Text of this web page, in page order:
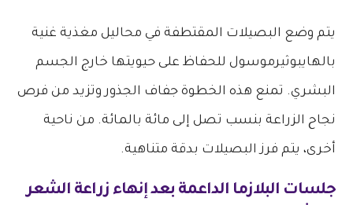
يتم وضع البصيلات المقتطفة في محاليل مغذية غنية
بالهايبوثيرموسول للحفاظ على حيويتها خارج الجسم
البشري. تمنع هذه الخطوة جفاف الجذور وتزيد من فرص
نجاح الزراعة بنسب تصل إلى مائة بالمائة. من ناحية
أخرى، يتم فرز البصيلات بدقة متناهية.
جلسات البلازما الداعمة بعد إنهاء زراعة الشعر